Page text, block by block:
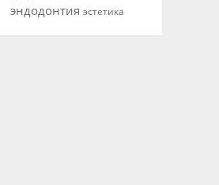
эндодонтия эстетика